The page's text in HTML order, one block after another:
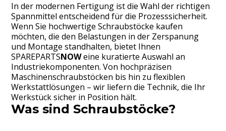
In der modernen Fertigung ist die Wahl der richtigen
Spannmittel entscheidend für die Prozesssicherheit.
Wenn Sie hochwertige Schraubstöcke kaufen
möchten, die den Belastungen in der Zerspanung
und Montage standhalten, bietet Ihnen
SPAREPARTSNOWeine kuratierte Auswahl an
Industriekomponenten. Von hochpräzisen
Maschinenschraubstöcken bis hin zu flexiblen
Werkstattlösungen – wir liefern die Technik, die Ihr
Werkstück sicher in Position hält.
Was sind Schraubstöcke?